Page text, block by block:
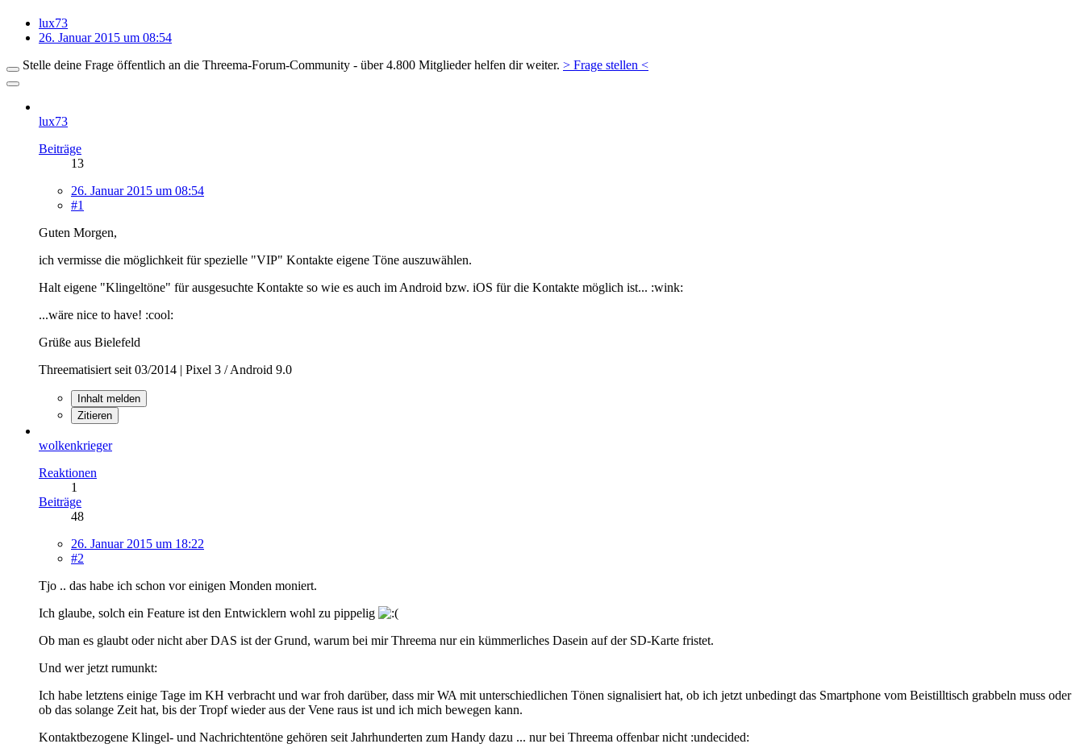
lux73
26. Januar 2015 um 08:54
Stelle deine Frage öffentlich an die Threema-Forum-Community - über 4.800 Mitglieder helfen dir weiter. > Frage stellen <
lux73
Beiträge
13
26. Januar 2015 um 08:54
#1
Guten Morgen,
ich vermisse die möglichkeit für spezielle "VIP" Kontakte eigene Töne auszuwählen.
Halt eigene "Klingeltöne" für ausgesuchte Kontakte so wie es auch im Android bzw. iOS für die Kontakte möglich ist... :wink:
...wäre nice to have! :cool:
Grüße aus Bielefeld
Threematisiert seit 03/2014 | Pixel 3 / Android 9.0
Inhalt melden
Zitieren
wolkenkrieger
Reaktionen
1
Beiträge
48
26. Januar 2015 um 18:22
#2
Tjo .. das habe ich schon vor einigen Monden moniert.
Ich glaube, solch ein Feature ist den Entwicklern wohl zu pippelig
Ob man es glaubt oder nicht aber DAS ist der Grund, warum bei mir Threema nur ein kümmerliches Dasein auf der SD-Karte fristet.
Und wer jetzt rumunkt:
Ich habe letztens einige Tage im KH verbracht und war froh darüber, dass mir WA mit unterschiedlichen Tönen signalisiert hat, ob ich jetzt unbedingt das Smartphone vom Beistilltisch grabbeln muss oder
ob das solange Zeit hat, bis der Tropf wieder aus der Vene raus ist und ich mich bewegen kann.
Kontaktbezogene Klingel- und Nachrichtentöne gehören seit Jahrhunderten zum Handy dazu ... nur bei Threema offenbar nicht :undecided: